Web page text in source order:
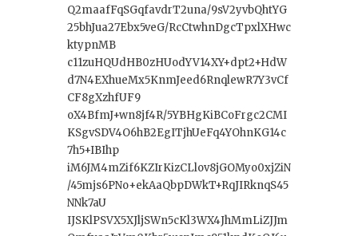
Q2maafFqSGqfavdrT2una/9sV2yvbQhtYG
25bhJua27Ebx5veG/RcCtwhnDgcTpxlXHwc
ktypnMB
c11zuHQUdHB0zHUodYV14XY+dpt2+HdW
d7N4EXhueMx5KnmJeed6RnqlewR7Y3vCf
CF8gXzhfUF9
oX4BfmJ+wn8jf4R/5YBHgKiBCoFrgc2CMI
KSgvSDV4O6hB2EgITjhUeFq4YOhnKG14c
7h5+IBIhp
iM6JM4mZif6KZIrKizCLlov8jGOMyo0xjZiN
/45mjs6PNo+ekAaQbpDWkT+RqJIRknqS45
NNk7aU
IJSKlPSVX5XJljSWn5cKl3WX4JhMmLiZJJm